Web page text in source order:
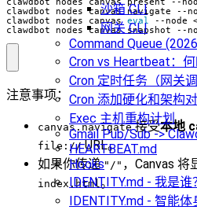
沙箱 CLI
网关 CLI
Command Queue
Cron vs Heartbeat：
Cron 定时任务（网关调
Cron 添加硬化和架构
Exec 主机重构计划
Gmail Pub/Sub ->
HEARTBEAT.md
Hooks
IDENTITY.md - 我是谁
IDENTITY.md - 智能体
clawdbot nodes canvas navigate --
clawdbot nodes canvas eval --node
clawdbot nodes canvas snapshot --
注意事项：
canvas.navigate接受本地
file://URL。
如果你传递"/" ，Canvas 将
index.html 。